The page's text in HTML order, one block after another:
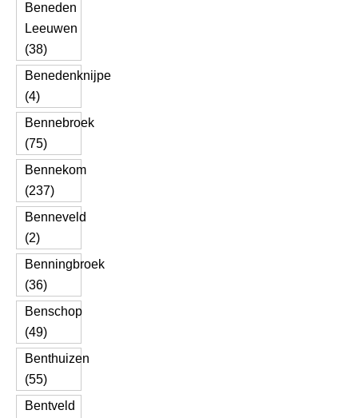
Beneden
Leeuwen
(38)
Benedenknijpe
(4)
Bennebroek
(75)
Bennekom
(237)
Benneveld
(2)
Benningbroek
(36)
Benschop
(49)
Benthuizen
(55)
Bentveld